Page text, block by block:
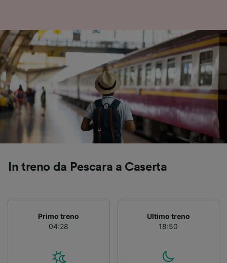
In treno da Pescara a Caserta
Primo treno
04:28
Ultimo treno
18:50